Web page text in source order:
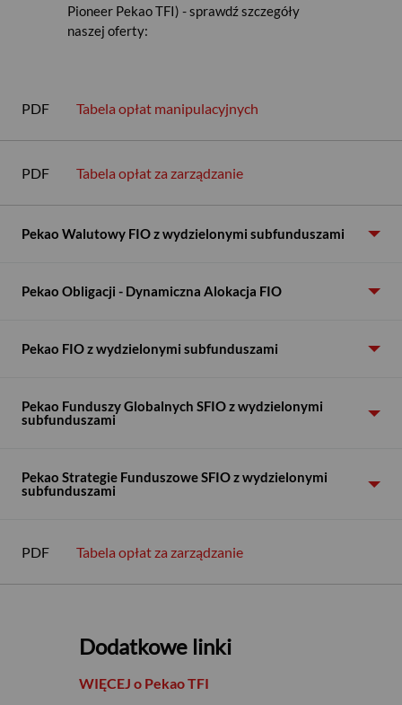
Pioneer Pekao TFI) - sprawdź szczegóły
naszej oferty:
PDF Tabela opłat manipulacyjnych
PDF Tabela opłat za zarządzanie
Pekao Walutowy FIO z wydzielonymi subfunduszami
Pekao Obligacji - Dynamiczna Alokacja FIO
Pekao FIO z wydzielonymi subfunduszami
Pekao Funduszy Globalnych SFIO z wydzielonymi
subfunduszami
Pekao Strategie Funduszowe SFIO z wydzielonymi
subfunduszami
PDF Tabela opłat za zarządzanie
Dodatkowe linki
WIĘCEJ o Pekao TFI